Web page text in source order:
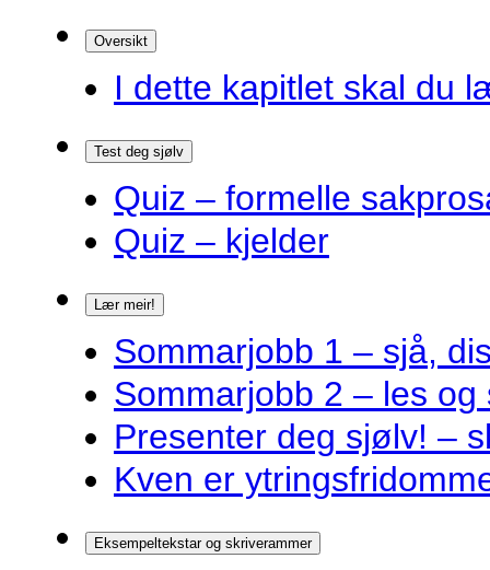
Oversikt
I dette kapitlet skal du
Test deg sjølv
Quiz – formelle
Quiz – kjelder
Lær meir!
Sommarjobb 1 – sjå,
Sommarjobb 2 – les og
Presenter deg sjølv! –
Kven er
Eksempeltekstar og skriverammer